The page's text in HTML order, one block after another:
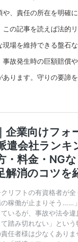
や、責任の所在を明確
この記事を読えば法的
現場を維持できる盤石
事故発生時の巨額賠償
ります。守りの要諦